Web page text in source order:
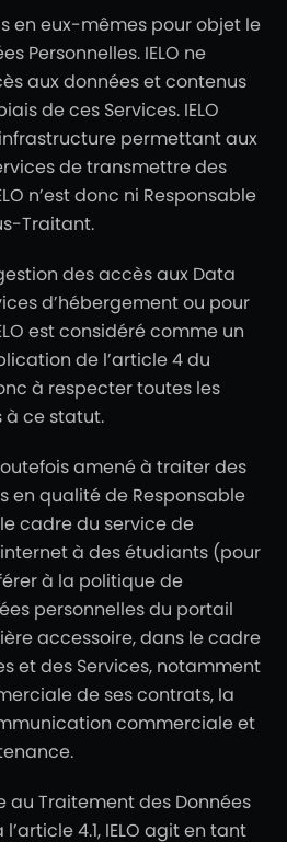
en eux-mêmes pour objet le
Personnelles. IELO ne
aux données et contenus
de ces Services. IELO
permettant aux
de transmettre des
n’est donc ni Responsable
Traitant.
des accès aux Data
d’hébergement ou pour
est considéré comme un
de l’article 4 du
à respecter toutes les
à ce statut.
amené à traiter des
en qualité de Responsable
cadre du service de
à des étudiants (pour
à la politique de
personnelles du portail
accessoire, dans le cadre
et des Services, notamment
de ses contrats, la
commerciale et
au Traitement des Données
4.1, IELO agit en tant